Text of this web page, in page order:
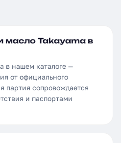
масло Takayama в
в нашем каталоге —
от официального
партия сопровождается
и паспортами